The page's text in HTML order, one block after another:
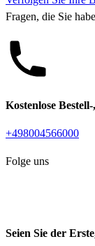
Fragen, die Sie
Kostenlose
+498004566000
Folge uns
Seien Sie der